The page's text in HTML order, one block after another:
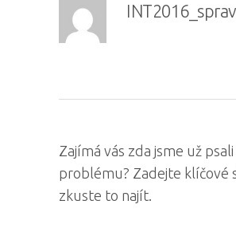
Zajímá vás zda jsme už
problému? Zadejte klíčové
zkuste to najít.